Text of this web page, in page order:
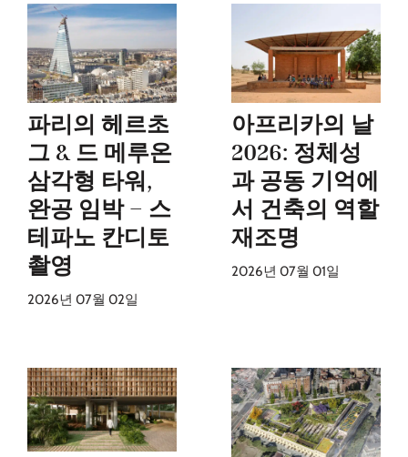
파리의 헤르초
그 & 드 메루온
삼각형 타워,
완공 임박 – 스
테파노 칸디토
촬영
2026년 07월 02일
아프리카의 날
2026: 정체성
과 공동 기억에
서 건축의 역할
재조명
2026년 07월 01일